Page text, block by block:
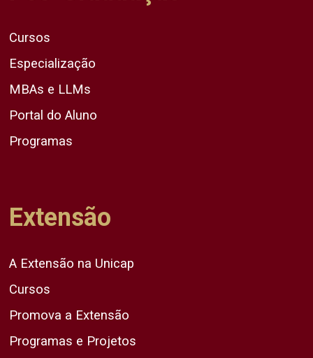
Cursos
Especialização
MBAs e LLMs
Portal do Aluno
Programas
Extensão
A Extensão na Unicap
Cursos
Promova a Extensão
Programas e Projetos